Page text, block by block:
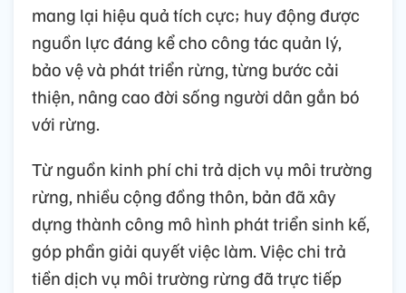
mang lại hiệu quả tích cực; huy động được
nguồn lực đáng kể cho công tác quản lý,
bảo vệ và phát triển rừng, từng bước cải
thiện, nâng cao đời sống người dân gắn bó
với rừng.
Từ nguồn kinh phí chi trả dịch vụ môi trường
rừng, nhiều cộng đồng thôn, bản đã xây
dựng thành công mô hình phát triển sinh kế,
góp phần giải quyết việc làm. Việc chi trả
tiền dịch vụ môi trường rừng đã trực tiếp